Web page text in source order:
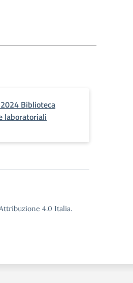
Biblioteca
laboratoriali
4.0 Italia.